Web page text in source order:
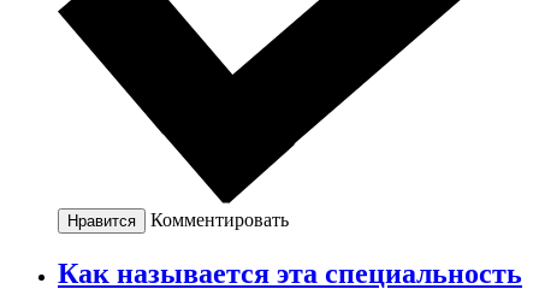
Нравится Комментировать
Как называется эта специальность